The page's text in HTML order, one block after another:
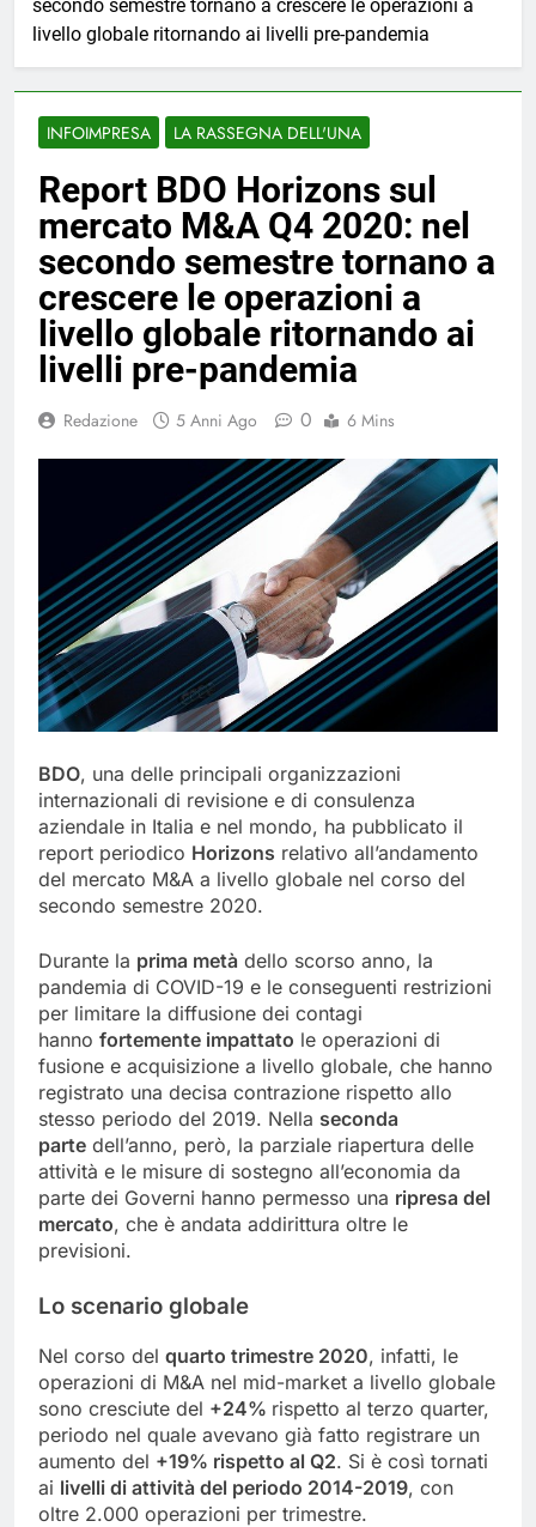
secondo semestre tornano a crescere le operazioni a
livello globale ritornando ai livelli pre-pandemia
INFOIMPRESA LA RASSEGNA DELL'UNA
Report BDO Horizons sul
mercato M&A Q4 2020: nel
secondo semestre tornano a
crescere le operazioni a
livello globale ritornando ai
livelli pre-pandemia
Redazione 5 Anni Ago 0 6 Mins
BDO, una delle principali organizzazioni
internazionali di revisione e di consulenza
aziendale in Italia e nel mondo, ha pubblicato il
report periodico Horizons relativo all’andamento
del mercato M&A a livello globale nel corso del
secondo semestre 2020.
Durante la prima metà dello scorso anno, la
pandemia di COVID-19 e le conseguenti restrizioni
per limitare la diffusione dei contagi
hanno fortemente impattato le operazioni di
fusione e acquisizione a livello globale, che hanno
registrato una decisa contrazione rispetto allo
stesso periodo del 2019. Nella seconda
parte dell’anno, però, la parziale riapertura delle
attività e le misure di sostegno all’economia da
parte dei Governi hanno permesso una ripresa del
mercato, che è andata addirittura oltre le
previsioni.
Lo scenario globale
Nel corso del quarto trimestre 2020, infatti, le
operazioni di M&A nel mid-market a livello globale
sono cresciute del +24% rispetto al terzo quarter,
periodo nel quale avevano già fatto registrare un
aumento del +19% rispetto al Q2. Si è così tornati
ai livelli di attività del periodo 2014-2019, con
oltre 2.000 operazioni per trimestre.